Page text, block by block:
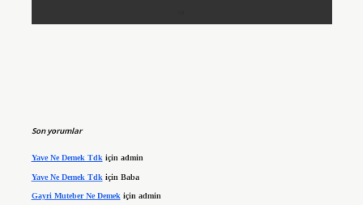
Son yorumlar
Yave Ne Demek Tdk için admin
Yave Ne Demek Tdk için Baba
Gayri Muteber Ne Demekiçin admin